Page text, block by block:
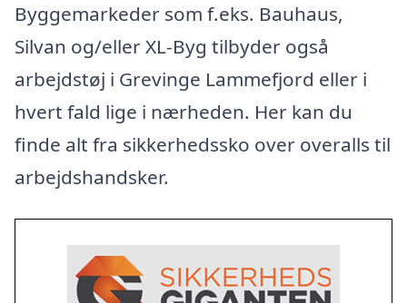
Byggemarkeder som f.eks. Bauhaus,
Silvan og/eller XL-Byg tilbyder også
arbejdstøj i Grevinge Lammefjord eller i
hvert fald lige i nærheden. Her kan du
finde alt fra sikkerhedssko over overalls til
arbejdshandsker.